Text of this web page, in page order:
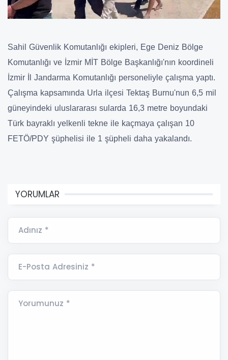
Sahil Güvenlik Komutanlığı ekipleri, Ege Deniz Bölge
Komutanlığı ve İzmir MİT Bölge Başkanlığı'nın koordineli
İzmir İl Jandarma Komutanlığı personeliyle çalışma yaptı.
Çalışma kapsamında Urla ilçesi Tektaş Burnu'nun 6,5 mil
güneyindeki uluslararası sularda 16,3 metre boyundaki
Türk bayraklı yelkenli tekne ile kaçmaya çalışan 10
FETÖ/PDY şüphelisi ile 1 şüpheli daha yakalandı.
YORUMLAR
Adınız *
E-Posta Adresiniz *
Yorumunuz *